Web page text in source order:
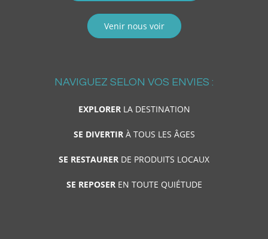
Venir nous voir
NAVIGUEZ SELON VOS ENVIES :
EXPLORERLA DESTINATION
SE DIVERTIRÀ TOUS LES ÂGES
SE RESTAURER DE PRODUITS LOCAUX
SE REPOSEREN TOUTE QUIÉTUDE